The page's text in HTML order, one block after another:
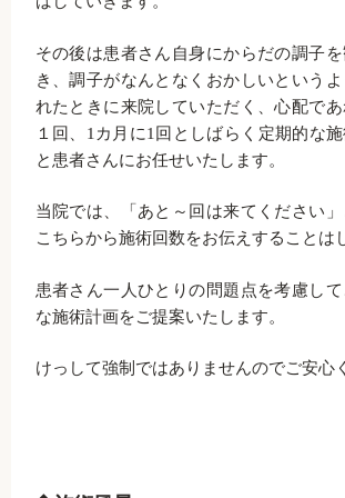
その後は患者さん自身にからだの調子
き、調子がなんとなくおかしいという
れたときに来院していただく、心配で
１回、1カ月に1回としばらく定期的な
と患者さんにお任せいたします。
当院では、「あと～回は来てください」
こちらから施術回数をお伝えすることは
患者さん一人ひとりの問題点を考慮し
な施術計画をご提案いたします。
けっして強制ではありませんのでご安心